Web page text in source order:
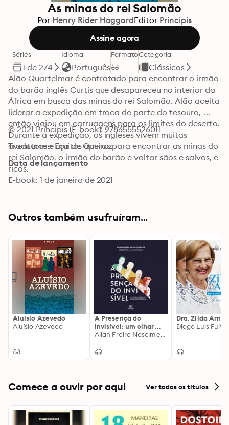
As minas do rei Salomão
Por Henry Rider HaggardEditor Principis
Assine agora
Séries
1 de 274
Idioma
Português
FormatoCategoria
Clássicos
Alão Quartelmar é contratado para encontrar o irmão
do barão inglês Curtis que desapareceu no interior da
África em busca das minas do rei Salomão. Alão aceita
liderar a expedição em troca de parte do tesouro,
então viajou em carruagens para os limites do deserto.
Durante a expedição, os ingleses vivem muitas
aventuras e muitos apuros para encontrar as minas do
rei Salomão, o irmão do barão e voltar sãos e salvos, e
ricos.
© 2021 Principis (E-book): 9786555526011
Tradutores: Eça de Queiroz
Data de lançamento
E-book: 1 de janeiro de 2021
Outros também usufruíram...
Aluísio Azevedo
Aluísio Azevedo
A Presença do
Invisível: um olhar
sobre o
discursos
Allan Freire Nascimento
Dra. Zilda Arns
Diogo Luis
Comece a ouvir por aqui Ver todos os títulos